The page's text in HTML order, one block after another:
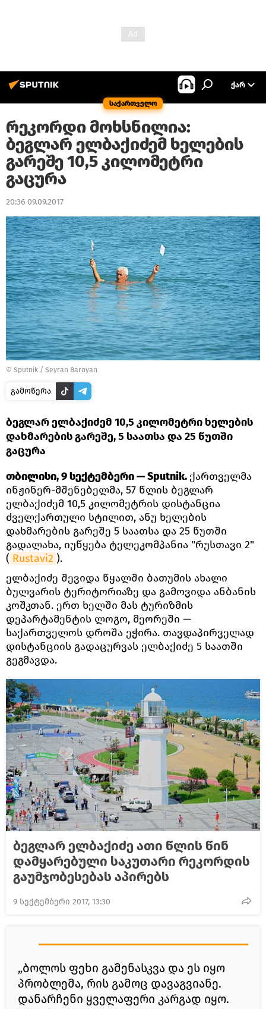
საქართველო
ᲥᲐᲠ
რეკორდი მოხსნილია:
ბეგლარ ელბაქიძემ ხელების
გარეშე 10,5 კილომეტრი
გაცურა
20:36 09.09.2017
© Sputnik / Seyran Baroyan
გამოწერა
ბეგლარ ელბაქიძემ 10,5 კილომეტრი ხელების
დახმარების გარეშე, 5 საათსა და 25 წუთში
გაცურა
თბილისი, 9 სექტემბერი — Sputnik. ქართველმა
ინჟინერ-მშენებელმა, 57 წლის ბეგლარ
ელბაქიძემ 10,5 კილომეტრის დისტანცია
ძველქართული სტილით, ანუ ხელების
დახმარების გარეშე 5 საათსა და 25 წუთში
გადალახა, იუწყება ტელეკომპანია "რუსთავი 2"
( Rustavi2 ).
ელბაქიძე შევიდა წყალში ბათუმის ახალი
ბულვარის ტერიტორიაზე და გამოვიდა ანბანის
კოშკთან. ერთ ხელში მას ტურიზმის
დეპარტამენტის ლოგო, მეორეში —
საქართველოს დროშა ეჭირა. თავდაპირველად
დისტანციის გადაცურვას ელბაქიძე 5 საათში
გეგმავდა.
ბეგლარ ელბაქიძე ათი წლის წინ
დამყარებული საკუთარი რეკორდის
გაუმჯობესებას აპირებს
9 სექტემბერი 2017, 13:30
„ბოლოს ფეხი გამენასკვა და ეს იყო
პრობლემა, რის გამოც დავაგვიანე.
დანარჩენი ყველაფერი კარგად იყო.